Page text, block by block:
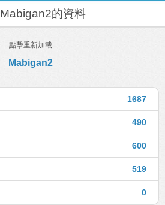
Mabigan2的資料
點擊重新加載
Mabigan2
1687
490
600
519
0